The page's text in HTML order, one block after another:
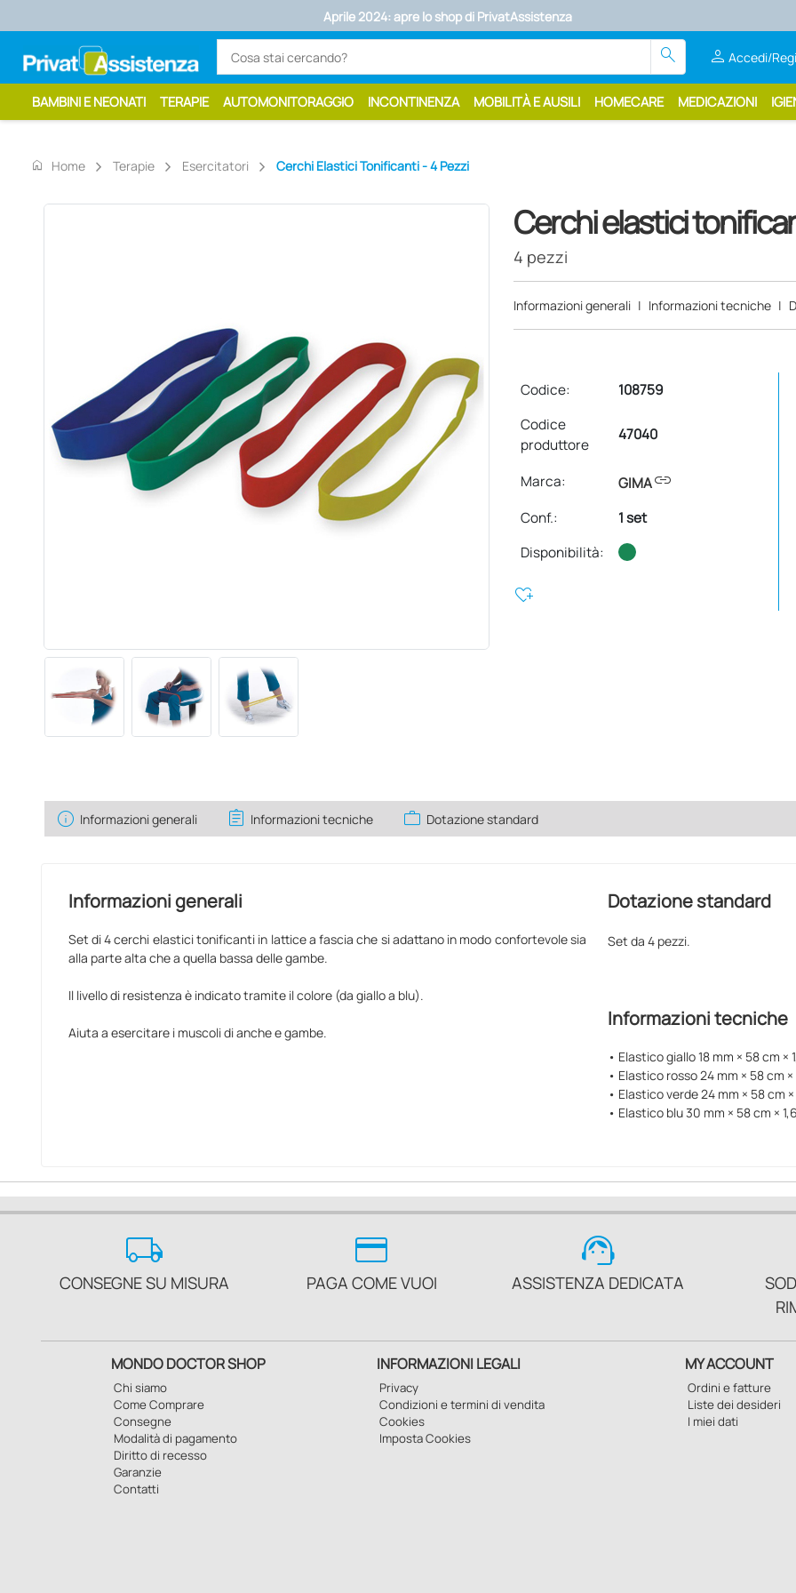
Aprile 2024: apre lo shop di PrivatAssistenza
search person Accedi/
BAMBINI E NEONATI TERAPIE AUTOMONITORAGGIO INCONTINENZA MOBILITÀ E AUSILI HOMECARE MEDICAZIONI
home Home Terapie Esercitatori Cerchi Elastici Tonificanti - 4 Pezzi
Cerchi elastici
4 pezzi
Informazioni generali | Informazioni tecniche |
Codice:
108759
Codice
produttore
47040
Marca: GIMAlink
Conf.:
1 set
Disponibilità:
heart_plus
info Informazioni generali assignment Informazioni tecniche work Dotazione standard
Informazioni generali
Set di 4 cerchi elastici tonificanti in lattice a fascia che si adattano in modo confortevole sia
alla parte alta che a quella bassa delle gambe.
Il livello di resistenza è indicato tramite il colore (da giallo a blu).
Aiuta a esercitare i muscoli di anche e gambe.
Dotazione standard
Set da 4 pezzi.
Informazioni tecniche
• Elastico giallo 18 mm × 58 cm ×
• Elastico rosso 24 mm × 58 cm
• Elastico verde 24 mm × 58 cm
• Elastico blu 30 mm × 58 cm ×
local_shipping
CONSEGNE SU MISURA
credit_card
PAGA COME VUOI
support_agent
ASSISTENZA DEDICATA
MONDO DOCTOR SHOP
Chi siamo
Come Comprare
Consegne
Modalità di pagamento
Diritto di recesso
Garanzie
Contatti
INFORMAZIONI LEGALI
Privacy
Condizioni e termini di vendita
Cookies
Imposta Cookies
MY ACCOUNT
Ordini e fatture
Liste dei desideri
I miei dati